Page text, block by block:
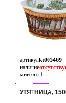
артикулkt005469
наличие
мин опт.1
УТЯТНИЦА,